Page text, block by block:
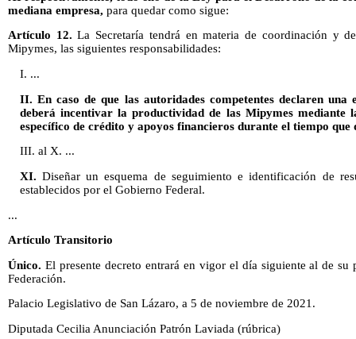
mediana empresa, para quedar como sigue:
Artículo 12.La Secretaría tendrá en materia de coordinación y
Mipymes, las siguientes responsabilidades:
I. ...
II. En caso de que las autoridades competentes declaren
deberá incentivar la productividad de las Mipymes mediante
específico de crédito y apoyos financieros durante el tiempo
III. al X. ...
XI. Diseñar un esquema de seguimiento e identificación de
establecidos por el Gobierno Federal.
...
Artículo Transitorio
Único. El presente decreto entrará en vigor el día siguiente al de
Federación.
Palacio Legislativo de San Lázaro, a 5 de noviembre de 2021.
Diputada Cecilia Anunciación Patrón Laviada (rúbrica)